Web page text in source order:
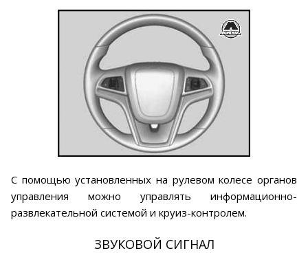
С помощью установленных на рулевом колесе органов
управления можно управлять информационно-
развлекательной системой и круиз-контролем.
ЗВУКОВОЙ СИГНАЛ